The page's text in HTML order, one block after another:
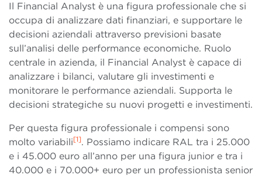
Il Financial Analyst è una figura professionale che si
occupa di analizzare dati finanziari, e supportare le
decisioni aziendali attraverso previsioni basate
sull’analisi delle performance economiche. Ruolo
centrale in azienda, il Financial Analyst è capace di
analizzare i bilanci, valutare gli investimenti e
monitorare le performance aziendali. Supporta le
decisioni strategiche su nuovi progetti e investimenti.
Per questa figura professionale i compensi sono
molto variabili[1]. Possiamo indicare RAL tra i 25.000
e i 45.000 euro all’anno per una figura junior e tra i
40.000 e i 70.000+ euro per un professionista senior